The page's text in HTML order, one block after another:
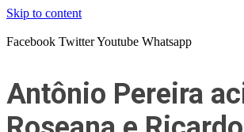
Skip to content
Facebook TwitterYoutube Whatsapp
Antônio Pereira